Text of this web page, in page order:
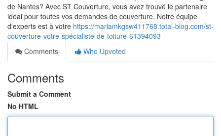
de Nantes? Avec ST Couverture, vous avez trouvé le partenaire
idéal pour toutes vos demandes de couverture. Notre équipe
d'experts est à votre https://mariamkgsw411768.total-blog.com/st-
couverture-votre-spécialiste-de-toiture-61394093
Comments
Who Upvoted
Comments
Submit a Comment
No HTML